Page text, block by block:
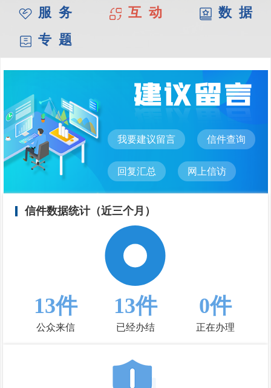
服 务
互 动
数 据
专 题
我要建议留言 信件查询
回复汇总 网上信访
信件数据统计（近三个月）
13件
公众来信
13件
已经办结
0件
正在办理